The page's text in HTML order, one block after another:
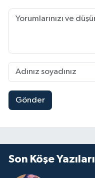
Gönder
Son Köşe Yazıları